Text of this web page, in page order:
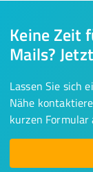
Keine Zeit
Mails?
Lassen Sie sich
Nähe
kurzen Formular